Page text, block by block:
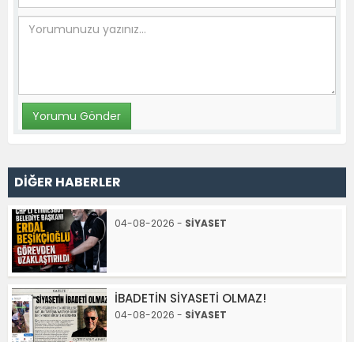
DİĞER HABERLER
04-08-2026 - SİYASET
İBADETİN SİYASETİ OLMAZ!
04-08-2026 - SİYASET